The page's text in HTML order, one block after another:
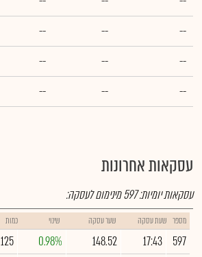
--
--
--
--
--
--
--
--
--
עסקאות אחרונות
עסקאות יומיות:597מינימום לעסקה:
מספר שעת עסקה שער עסקה שינוי כמות
597
17:43
148.52
0.98%
125